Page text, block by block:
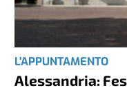
L'APPUNTAMENTO
Alessandria: